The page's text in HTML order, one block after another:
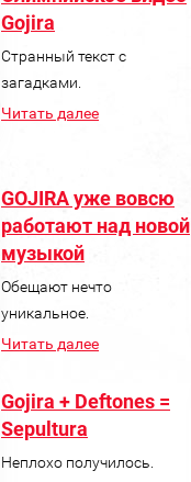
Gojira
Странный текст с
загадками.
Читать далее
GOJIRA уже вовсю
работают над новой
музыкой
Обещают нечто
уникальное.
Читать далее
Gojira + Deftones =
Sepultura
Неплохо получилось.